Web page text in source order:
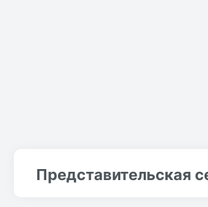
Представительская